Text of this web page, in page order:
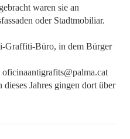
waren sie an
oder Stadtmobiliar.
Graffiti-Büro, in dem Bürger
Jahres gingen dort über